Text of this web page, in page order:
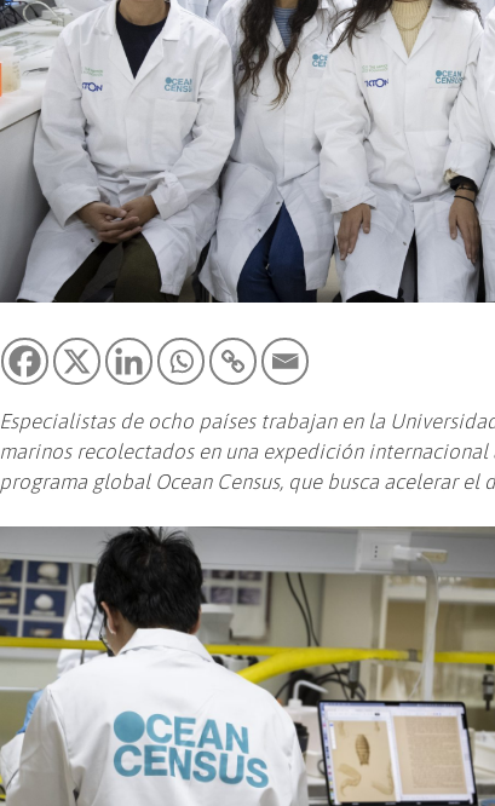
Especialistas de ocho países trabajan en la
marinos recolectados en una expedición internacional
programa global Ocean Census, que busca acelerar